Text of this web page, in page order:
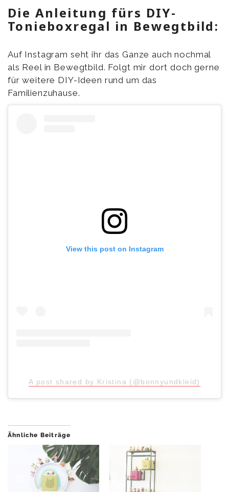
Die Anleitung fürs DIY-
Tonieboxregal in Bewegtbild:
Auf Instagram seht ihr das Ganze auch nochmal
als Reel in Bewegtbild. Folgt mir dort doch gerne
für weitere DIY-Ideen rund um das
Familienzuhause.
View this post on Instagram
A post shared by Kristina (@bonnyundkleid)
Ähnliche Beiträge